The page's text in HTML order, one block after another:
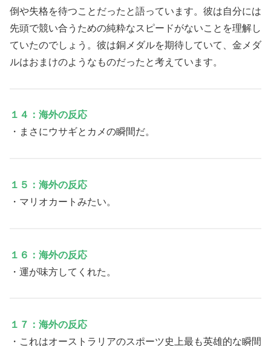
倒や失格を待つことだったと語っています。彼は自分には
先頭で競い合うための純粋なスピードがないことを理解し
ていたのでしょう。彼は銅メダルを期待していて、金メダ
ルはおまけのようなものだったと考えています。
１４：海外の反応
・まさにウサギとカメの瞬間だ。
１５：海外の反応
・マリオカートみたい。
１６：海外の反応
・運が味方してくれた。
１７：海外の反応
・これはオーストラリアのスポーツ史上最も英雄的な瞬間